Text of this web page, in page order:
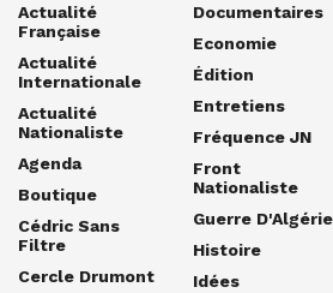
Actualité
Française
Actualité
Internationale
Actualité
Nationaliste
Agenda
Boutique
Cédric Sans
Filtre
Cercle Drumont
Documentaires
Economie
Édition
Entretiens
Fréquence JN
Front
Nationaliste
Guerre D'Algérie
Histoire
Idées